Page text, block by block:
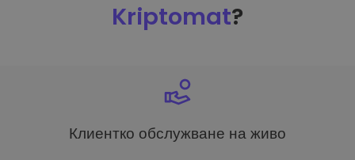
Kriptomat?
Клиентко обслужване на живо